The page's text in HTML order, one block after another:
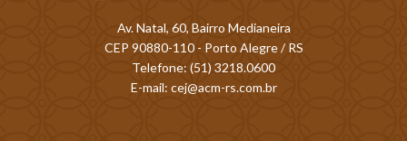
Av. Natal, 60, Bairro Medianeira
CEP 90880-110 - Porto Alegre / RS
Telefone: (51) 3218.0600
E-mail: cej@acm-rs.com.br